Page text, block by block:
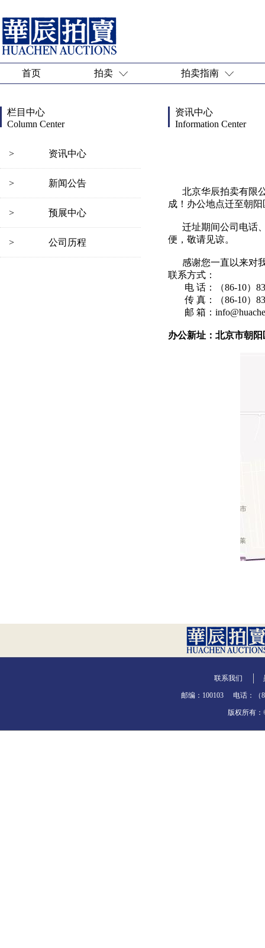
首页 拍卖 拍卖指南
栏目中心
Column Center
> 资讯中心
> 新闻公告
> 预展中心
> 公司历程
资讯中心
Information Center
北京华辰拍卖有限
成！办公地点迁至朝
迁址期间公司电话、
便，敬请见谅。
感谢您一直以来对
联系方式：
电 话：（86-10）
传 真：（86-10）
邮 箱：
办公新址：北京市朝
联系我们
邮编：100103 电话：（
版权所有